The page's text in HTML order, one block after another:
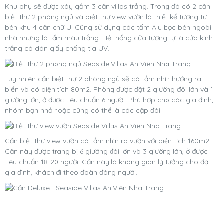
Khu phụ sẽ được xây gồm 3 căn villas trắng. Trong đó có 2 căn
biệt thự 2 phòng ngủ và biệt thự view vườn là thiết kế tương tự
bên khu 4 căn chữ U. Cũng sử dụng các tấm Alu bọc bên ngoài
nhà nhưng là tấm màu trắng. Hệ thống cửa tương tự là cửa kính
trắng có dán giấy chống tia UV.
Tuy nhiên căn biệt thự 2 phòng ngủ sẽ có tầm nhìn hướng ra
biển và có diện tích 80m2. Phòng được đặt 2 giường đôi lớn và 1
giường lớn, ở được tiêu chuẩn 6 người. Phù hợp cho các gia đình,
nhóm bạn nhỏ hoặc cũng có thể là các cặp đôi.
Căn biệt thự view vườn có tầm nhìn ra vườn với diện tích 160m2.
Căn này được trang bị 6 giường đôi lớn và 3 giường lớn, ở được
tiêu chuẩn 18-20 người. Căn này là không gian lý tưởng cho đại
gia đình, khách đi theo đoàn đông người.